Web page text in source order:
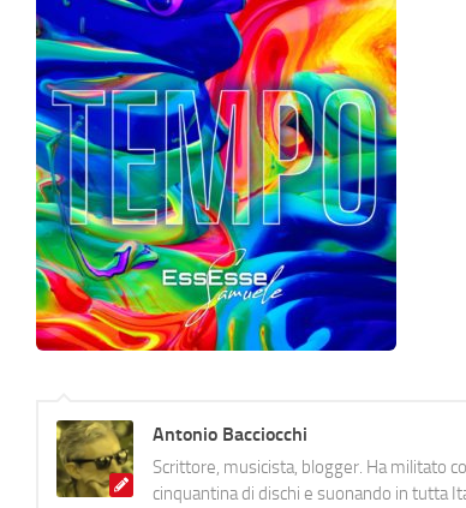
Antonio Bacciocchi
Scrittore, musicista, blogger. Ha militato
cinquantina di dischi e suonando in tutta